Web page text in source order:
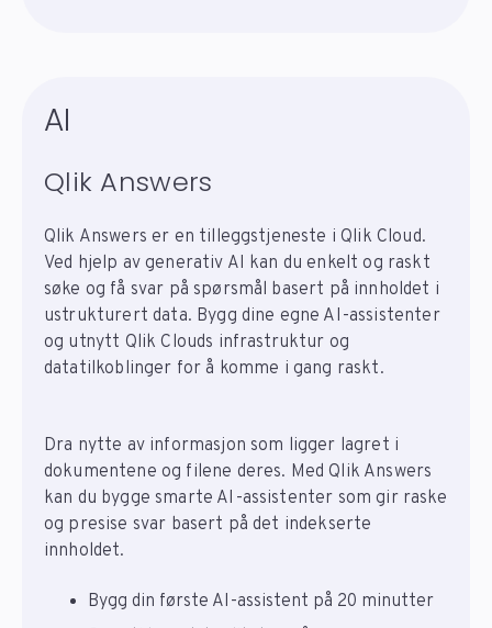
AI
Qlik Answers
Qlik Answers er en tilleggstjeneste i Qlik Cloud.
Ved hjelp av generativ AI kan du enkelt og raskt
søke og få svar på spørsmål basert på innholdet i
ustrukturert data. Bygg dine egne AI-assistenter
og utnytt Qlik Clouds infrastruktur og
datatilkoblinger for å komme i gang raskt.
Dra nytte av informasjon som ligger lagret i
dokumentene og filene deres. Med Qlik Answers
kan du bygge smarte AI-assistenter som gir raske
og presise svar basert på det indekserte
innholdet.
Bygg din første AI-assistent på 20 minutter